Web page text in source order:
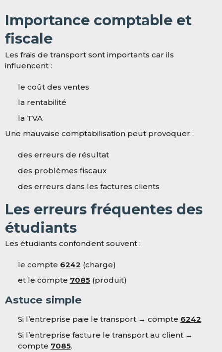
Importance comptable et
fiscale
Les frais de transport sont importants car ils
influencent :
le coût des ventes
la rentabilité
la TVA
Une mauvaise comptabilisation peut provoquer :
des erreurs de résultat
des problèmes fiscaux
des erreurs dans les factures clients
Les erreurs fréquentes des
étudiants
Les étudiants confondent souvent :
le compte 6242 (charge)
et le compte 7085(produit)
Astuce simple
Si l’entreprise paie le transport → compte 6242.
Si l’entreprise facture le transport au client →
compte 7085.